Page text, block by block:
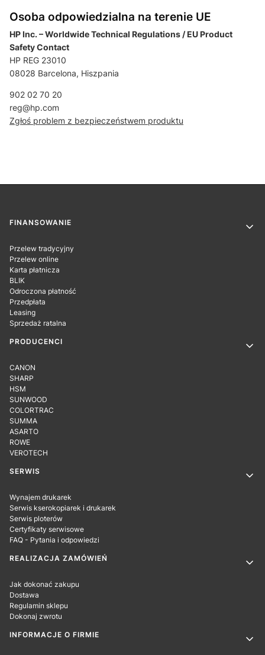
Osoba odpowiedzialna na terenie UE
HP Inc. – Worldwide Technical Regulations / EU Product
Safety Contact
HP REG 23010
08028 Barcelona, Hiszpania
902 02 70 20
reg@hp.com
Zgłoś problem z bezpieczeństwem produktu
Linki w stopce
FINANSOWANIE
Przelew tradycyjny
Przelew online
Karta płatnicza
BLIK
Odroczona płatność
Przedpłata
Leasing
Sprzedaż ratalna
PRODUCENCI
CANON
SHARP
HSM
SUNWOOD
COLORTRAC
SUMMA
ASARTO
ROWE
VEROTECH
SERWIS
Wynajem drukarek
Serwis kserokopiarek i drukarek
Serwis ploterów
Certyfikaty serwisowe
FAQ - Pytania i odpowiedzi
REALIZACJA ZAMÓWIEŃ
Jak dokonać zakupu
Dostawa
Regulamin sklepu
Dokonaj zwrotu
INFORMACJE O FIRMIE